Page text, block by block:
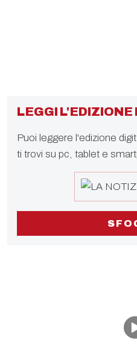
LEGGI L'EDIZIONE
Puoi leggere l'edizione
ti trovi su pc, tablet e